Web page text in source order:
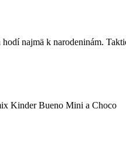
najmä k narodeninám.
Kinder Bueno Mini a Choco